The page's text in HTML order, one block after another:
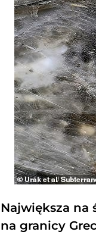
Największa na
na granicy